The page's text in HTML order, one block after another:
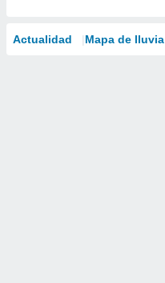
Actualidad Mapa de lluvia